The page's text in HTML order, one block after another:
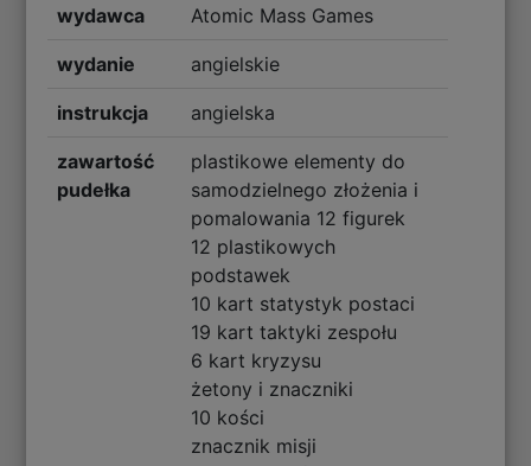
wydawca Atomic Mass Games
wydanie angielskie
instrukcja angielska
zawartość
pudełka
plastikowe elementy do
samodzielnego złożenia i
pomalowania 12 figurek
12 plastikowych
podstawek
10 kart statystyk postaci
19 kart taktyki zespołu
6 kart kryzysu
żetony i znaczniki
10 kości
znacznik misji